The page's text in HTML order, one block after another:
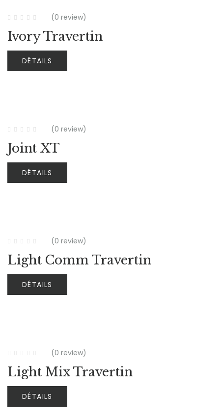
(0 review)
Ivory Travertin
DÉTAILS
(0 review)
Joint XT
DÉTAILS
(0 review)
Light Comm Travertin
DÉTAILS
(0 review)
Light Mix Travertin
DÉTAILS